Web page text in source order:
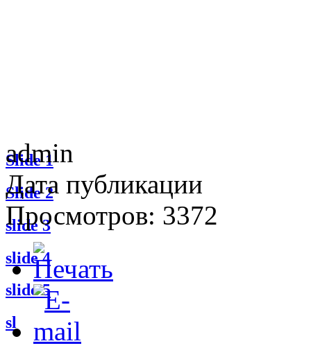
Slide 1
Slide 2
slide 3
slide 4
slide 5
sl
admin
Дата публикации
Просмотров: 3372